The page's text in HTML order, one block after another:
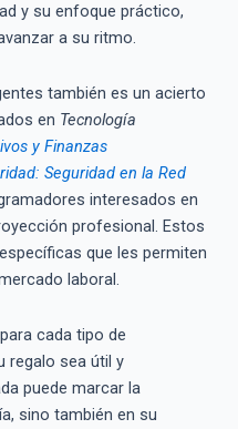
y su enfoque práctico,
a su ritmo.
también es un acierto
en Tecnología
y Finanzas
Seguridad en la Red
interesados en
profesional. Estos
que les permiten
laboral.
cada tipo de
regalo sea útil y
puede marcar la
sino también en su